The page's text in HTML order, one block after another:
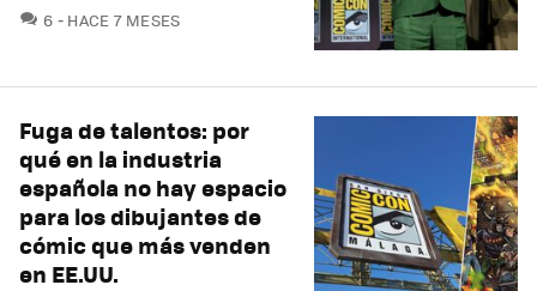
6 COMENTARIOS
HACE 7 MESES
Fuga de talentos: por
qué en la industria
española no hay espacio
para los dibujantes de
cómic que más venden
en EE.UU.